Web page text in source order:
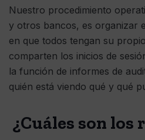
Nuestro procedimiento
y otros bancos, es organizar
en que todos tengan su
comparten los inicios de
la función de informes de
quién está viendo qué y qué
¿Cuáles son los